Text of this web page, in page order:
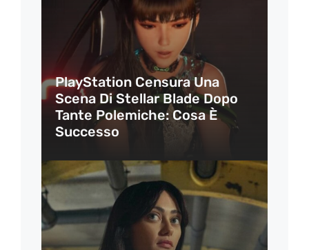
PlayStation Censura Una
Scena Di Stellar Blade Dopo
Tante Polemiche: Cosa È
Successo